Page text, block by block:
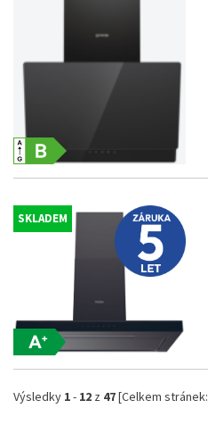
SKLADEM
Výsledky 1- 12 z 47[Celkem stránek: